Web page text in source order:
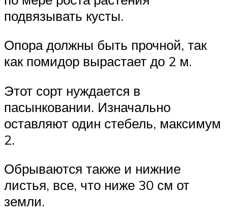
подвязывать кусты.
Опора должны быть прочной, так
как помидор вырастает до 2 м.
Этот сорт нуждается в
пасынковании. Изначально
оставляют один стебель, максимум
2.
Обрываются также и нижние
листья, все, что ниже 30 см от
земли.